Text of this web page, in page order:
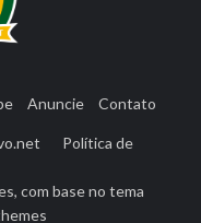
Anuncie Contato
Política de
, com base no tema